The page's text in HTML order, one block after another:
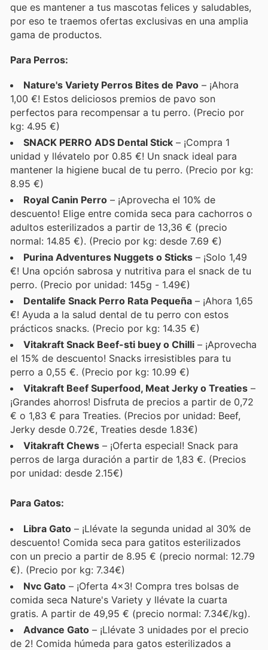
que es mantener a tus mascotas felices y saludables,
por eso te traemos ofertas exclusivas en una amplia
gama de productos.
Para Perros:
Nature's Variety Perros Bites de Pavo – ¡Ahora
1,00 €! Estos deliciosos premios de pavo son
perfectos para recompensar a tu perro. (Precio por
kg: 4.95 €)
SNACK PERRO ADS Dental Stick – ¡Compra 1
unidad y llévatelo por 0.85 €! Un snack ideal para
mantener la higiene bucal de tu perro. (Precio por kg:
8.95 €)
Royal Canin Perro – ¡Aprovecha el 10% de
descuento! Elige entre comida seca para cachorros o
adultos esterilizados a partir de 13,36 € (precio
normal: 14.85 €). (Precio por kg: desde 7.69 €)
Purina Adventures Nuggets o Sticks – ¡Solo 1,49
€! Una opción sabrosa y nutritiva para el snack de tu
perro. (Precio por unidad: 145g - 1.49€)
Dentalife Snack Perro Rata Pequeña – ¡Ahora 1,65
€! Ayuda a la salud dental de tu perro con estos
prácticos snacks. (Precio por kg: 14.35 €)
Vitakraft Snack Beef-sti buey o Chilli – ¡Aprovecha
el 15% de descuento! Snacks irresistibles para tu
perro a 0,55 €. (Precio por kg: 10.99 €)
Vitakraft Beef Superfood, Meat Jerky o Treaties –
¡Grandes ahorros! Disfruta de precios a partir de 0,72
€ o 1,83 € para Treaties. (Precios por unidad: Beef,
Jerky desde 0.72€, Treaties desde 1.83€)
Vitakraft Chews – ¡Oferta especial! Snack para
perros de larga duración a partir de 1,83 €. (Precios
por unidad: desde 2.15€)
Para Gatos:
Libra Gato – ¡Llévate la segunda unidad al 30% de
descuento! Comida seca para gatitos esterilizados
con un precio a partir de 8.95 € (precio normal: 12.79
€). (Precio por kg: 7.34€)
Nvc Gato – ¡Oferta 4x3! Compra tres bolsas de
comida seca Nature's Variety y llévate la cuarta
gratis. A partir de 49,95 € (precio normal: 7.34€/kg).
Advance Gato – ¡Llévate 3 unidades por el precio
de 2! Comida húmeda para gatos esterilizados a